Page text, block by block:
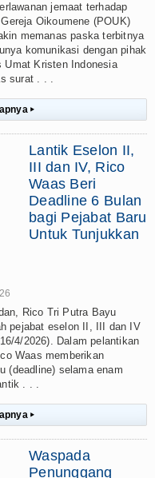
jemaat terhadap
Oikoumene (POUK)
memanas paska terbitnya
komunikasi dengan pihak
Umat Kristen Indonesia
surat . . .
▸
Lantik Eselon II,
III dan IV, Rico
Waas Beri
Deadline 6 Bulan
bagi Pejabat Baru
Untuk Tunjukkan
Rico Tri Putra Bayu
pejabat eselon II, III dan IV
4/2026). Dalam pelantikan
Waas memberikan
(deadline) selama enam
. . .
▸
Waspada
Penunggang